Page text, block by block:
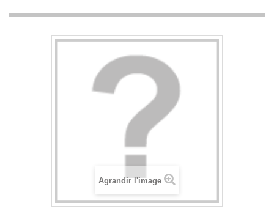
Agrandir l'image